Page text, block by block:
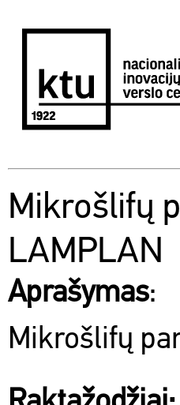
Mikrošlifų
LAMPLAN
Aprašymas:
Mikrošlifų